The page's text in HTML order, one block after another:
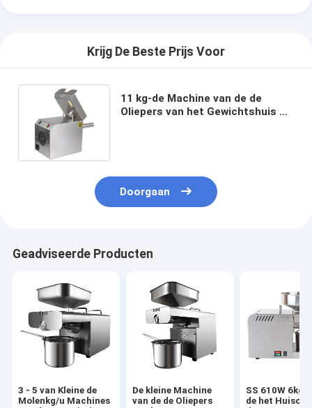
Krijg De Beste Prijs Voor
11 kg-de Machine van de de
Oliepers van het Gewichtshuis 3 -
Doorgaan
Geadviseerde Producten
3 - 5 van Kleine de
Molenkg/u Machines
De kleine Machine
van de de Oliepers
SS 610W 6kg/
de het